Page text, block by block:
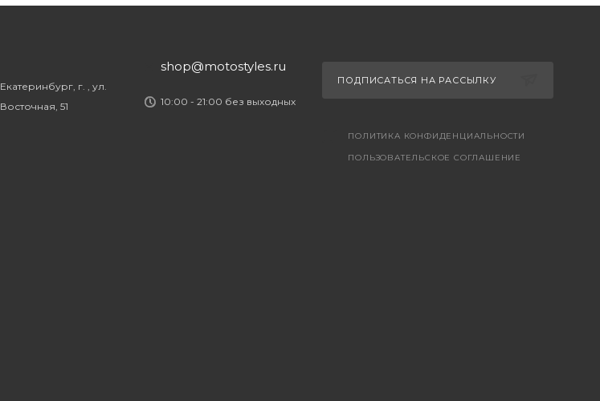
Екатеринбург, г. , ул.
Восточная, 51
shop@motostyles.ru
10:00 - 21:00 без выходных
ПОДПИСАТЬСЯ НА РАССЫЛКУ
ПОЛИТИКА КОНФИДЕНЦИАЛЬНОСТИ
ПОЛЬЗОВАТЕЛЬСКОЕ СОГЛАШЕНИЕ